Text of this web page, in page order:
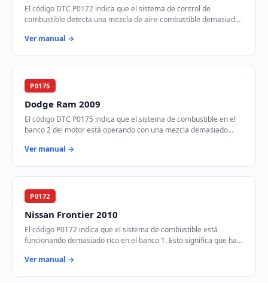
El código DTC P0172 indica que el sistema de control de
combustible detecta una mezcla de aire-combustible demasiado
Ver manual →
P0175
Dodge Ram 2009
El código DTC P0175 indica que el sistema de combustible en el
banco 2 del motor está operando con una mezcla demasiado
Ver manual →
P0172
Nissan Frontier 2010
El código P0172 indica que el sistema de combustible está
funcionando demasiado rico en el banco 1. Esto significa que hay
Ver manual →